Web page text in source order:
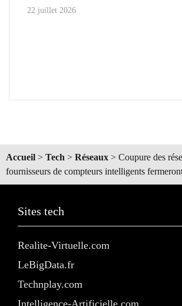
22 juillet 2026
Accueil > Tech > Réseaux > Coupure des
fournisseurs de compteurs intelligents
Sites tech
Realite-Virtuelle.com
LeBigData.fr
Technplay.com